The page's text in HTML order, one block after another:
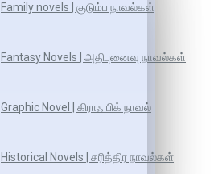
Family novels | குடும்ப நாவல்கள்
Fantasy Novels | அதிபுனைவு நாவல்கள்
Graphic Novel | கிராஃ பிக் நாவல்
Historical Novels | சரித்திர நாவல்கள்